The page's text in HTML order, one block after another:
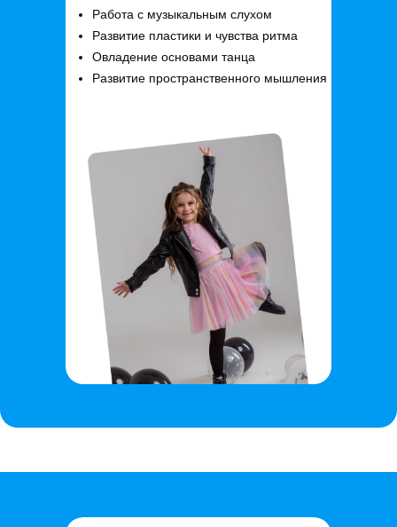
Работа с музыкальным слухом
Развитие пластики и чувства ритма
Овладение основами танца
Развитие пространственного мышления